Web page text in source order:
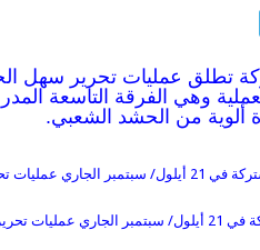
تطلق عمليات تحرير سهل
وهي الفرقة التاسعة
ألوية من الحشد الشعبي.
الحويجة